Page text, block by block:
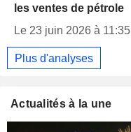
les ventes de pétrole
Le 23 juin 2026 à 11:35
Plus d'analyses
Actualités à la une